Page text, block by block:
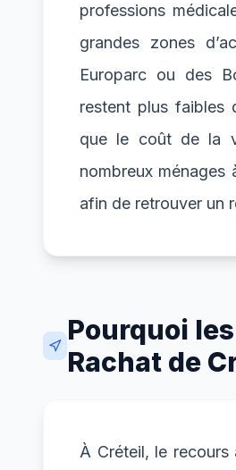
professions
grandes zones
Europarc ou des
restent plus faibles
que le coût de la
nombreux ménages
afin de retrouver un
Pourquoi
Rachat de
À Créteil, le recours